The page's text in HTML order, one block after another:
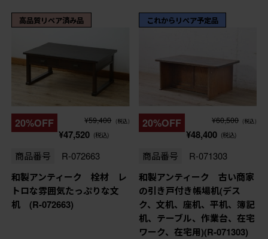
高品質リペア済み品
20%OFF ¥59,400 (税込)
¥47,520 (税込)
商品番号 R-072663
和製アンティーク 栓材 レ
トロな雰囲気たっぷりな文
机 (R-072663)
これからリペア予定品
20%OFF ¥60,500 (税込)
¥48,400 (税込)
商品番号 R-071303
和製アンティーク 古い商家
の引き戸付き帳場机(デス
ク、文机、座机、平机、簿記
机、テーブル、作業台、在宅
ワーク、在宅用)(R-071303)